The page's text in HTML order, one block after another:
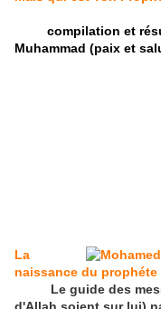
compilation et
Muhammad (paix et
La
naissance du prophéte
Le guide des
d'Allah soient sur lui)